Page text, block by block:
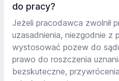
do pracy?
Jeżeli pracodawca zwolnił
uzasadnienia, niezgodnie z
wystosować pozew do
prawo do roszczenia
bezskuteczne,